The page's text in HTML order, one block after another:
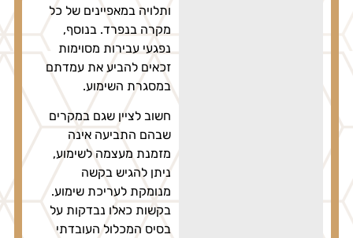
ותלויה במאפיינים של כל
מקרה בנפרד. בנוסף,
נפגעי עבירות מסוימות
זכאים להביע את עמדתם
במסגרת השימוע.
חשוב לציין שגם במקרים
שבהם התביעה אינה
מזמנת מעצמה לשימוע,
ניתן להגיש בקשה
מנומקת לעריכת שימוע.
בקשות כאלו נבדקות על
בסיס המכלול העובדתי